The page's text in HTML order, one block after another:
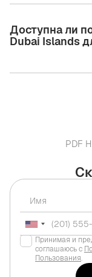
Доступна ли
Dubai Islands
Принимая и
соглашаюсь с
Пользования.
PDF